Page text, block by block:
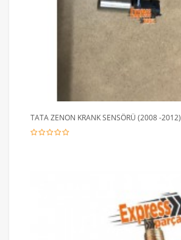
TATA ZENON KRANK SENSÖRÜ (2008 -2012)